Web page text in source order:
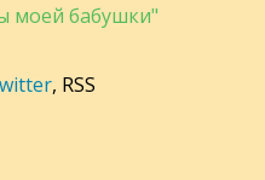
моей бабушки"
, RSS